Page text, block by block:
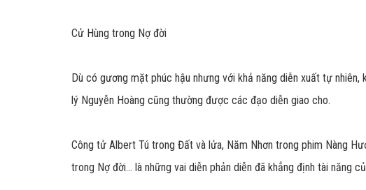
Cử Hùng trong Nợ đời
Dù có gương mặt phúc hậu nhưng với khả năng diễn xuất tự nhiên,
lý Nguyễn Hoàng cũng thường được các đạo diễn giao cho.
Công tử Albert Tú trong Đất và lửa, Năm Nhơn trong phim Nàng
trong Nợ đời... là những vai diễn phản diễn đã khẳng định tài năng